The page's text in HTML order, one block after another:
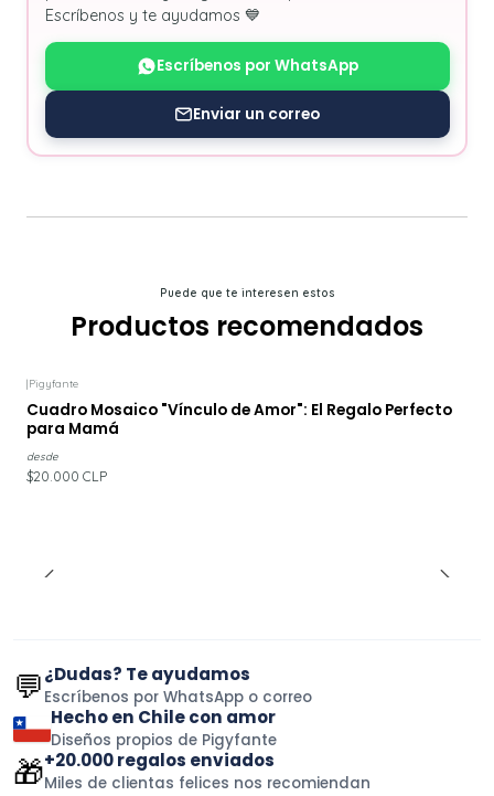
Escríbenos y te ayudamos 💙
Escríbenos por WhatsApp
Enviar un correo
Puede que te interesen estos
Productos recomendados
|Pigyfante
Cuadro Mosaico "Vínculo de Amor": El Regalo Perfecto
para Mamá
desde
$20.000 CLP
💬¿Dudas? Te ayudamos
Escríbenos por WhatsApp o correo
Hecho en Chile con amor
Diseños propios de Pigyfante
🎁+20.000 regalos enviados
Miles de clientas felices nos recomiendan